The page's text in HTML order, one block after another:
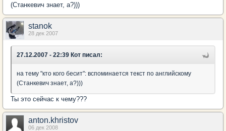
(Станкевич знает, а?)))
stanok
28 дек 2007
27.12.2007 - 22:39 Кот писал:
на тему "кто кого бесит": вспоминается текст по английскому
(Станкевич знает, а?)))
Ты это сейчас к чему???
anton.khristov
06 дек 2008